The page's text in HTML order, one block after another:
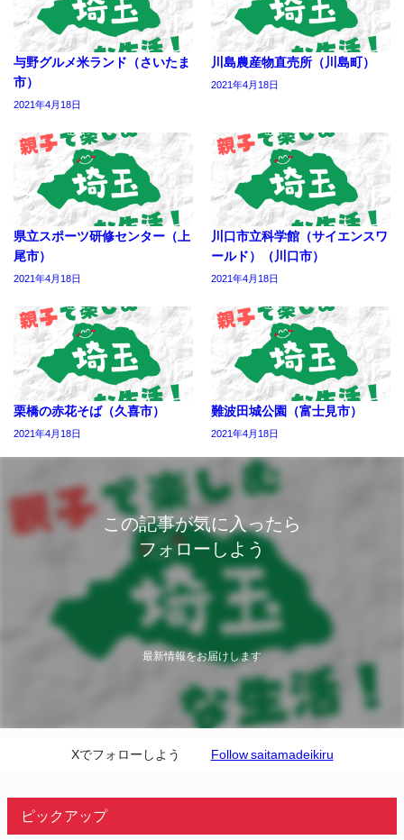
与野グルメ米ランド（さいたま
市）
2021年4月18日
川島農産物直売所（川島町）
2021年4月18日
県立スポーツ研修センター（上
尾市）
2021年4月18日
川口市立科学館（サイエンスワ
ールド）（川口市）
2021年4月18日
栗橋の赤花そば（久喜市）
2021年4月18日
難波田城公園（富士見市）
2021年4月18日
この記事が気に入ったら
フォローしよう
最新情報をお届けします
Xでフォローしよう Follow saitamadeikiru
ピックアップ